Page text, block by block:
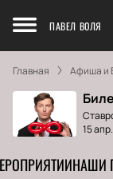
ПАВЕЛ ВОЛЯ
Главная Афиша и
15
НАШИ